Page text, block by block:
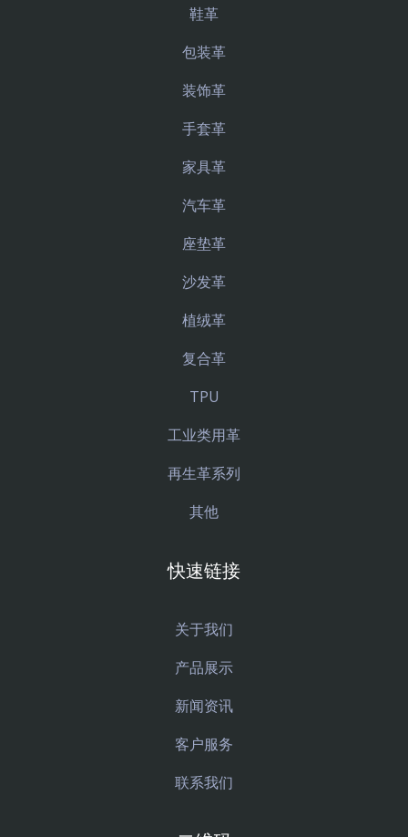
鞋革
包装革
装饰革
手套革
家具革
汽车革
座垫革
沙发革
植绒革
复合革
TPU
工业类用革
再生革系列
其他
快速链接
关于我们
产品展示
新闻资讯
客户服务
联系我们